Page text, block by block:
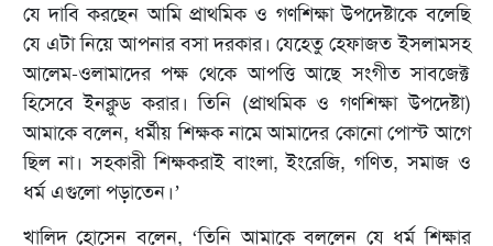
যে দাবি করছেন আমি প্রাথমিক ও গণশিক্ষা উপদেষ্টাকে বলেছি
যে এটা নিয়ে আপনার বসা দরকার। যেহেতু হেফাজত ইসলামসহ
আলেম-ওলামাদের পক্ষ থেকে আপত্তি আছে সংগীত সাবজেক্ট
হিসেবে ইনক্লুড করার। তিনি (প্রাথমিক ও গণশিক্ষা উপদেষ্টা)
আমাকে বলেন, ধর্মীয় শিক্ষক নামে আমাদের কোনো পোস্ট আগে
ছিল না। সহকারী শিক্ষকরাই বাংলা, ইংরেজি, গণিত, সমাজ ও
ধর্ম এগুলো পড়াতেন।’
খালিদ হোসেন বলেন, ‘তিনি আমাকে বললেন যে ধর্ম শিক্ষার